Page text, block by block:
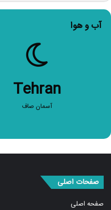
آب و هوا
Tehran
آسمان صاف
صفحات اصلی
صفحه اصلی